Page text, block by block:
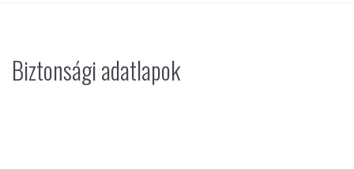
Biztonsági adatlapok